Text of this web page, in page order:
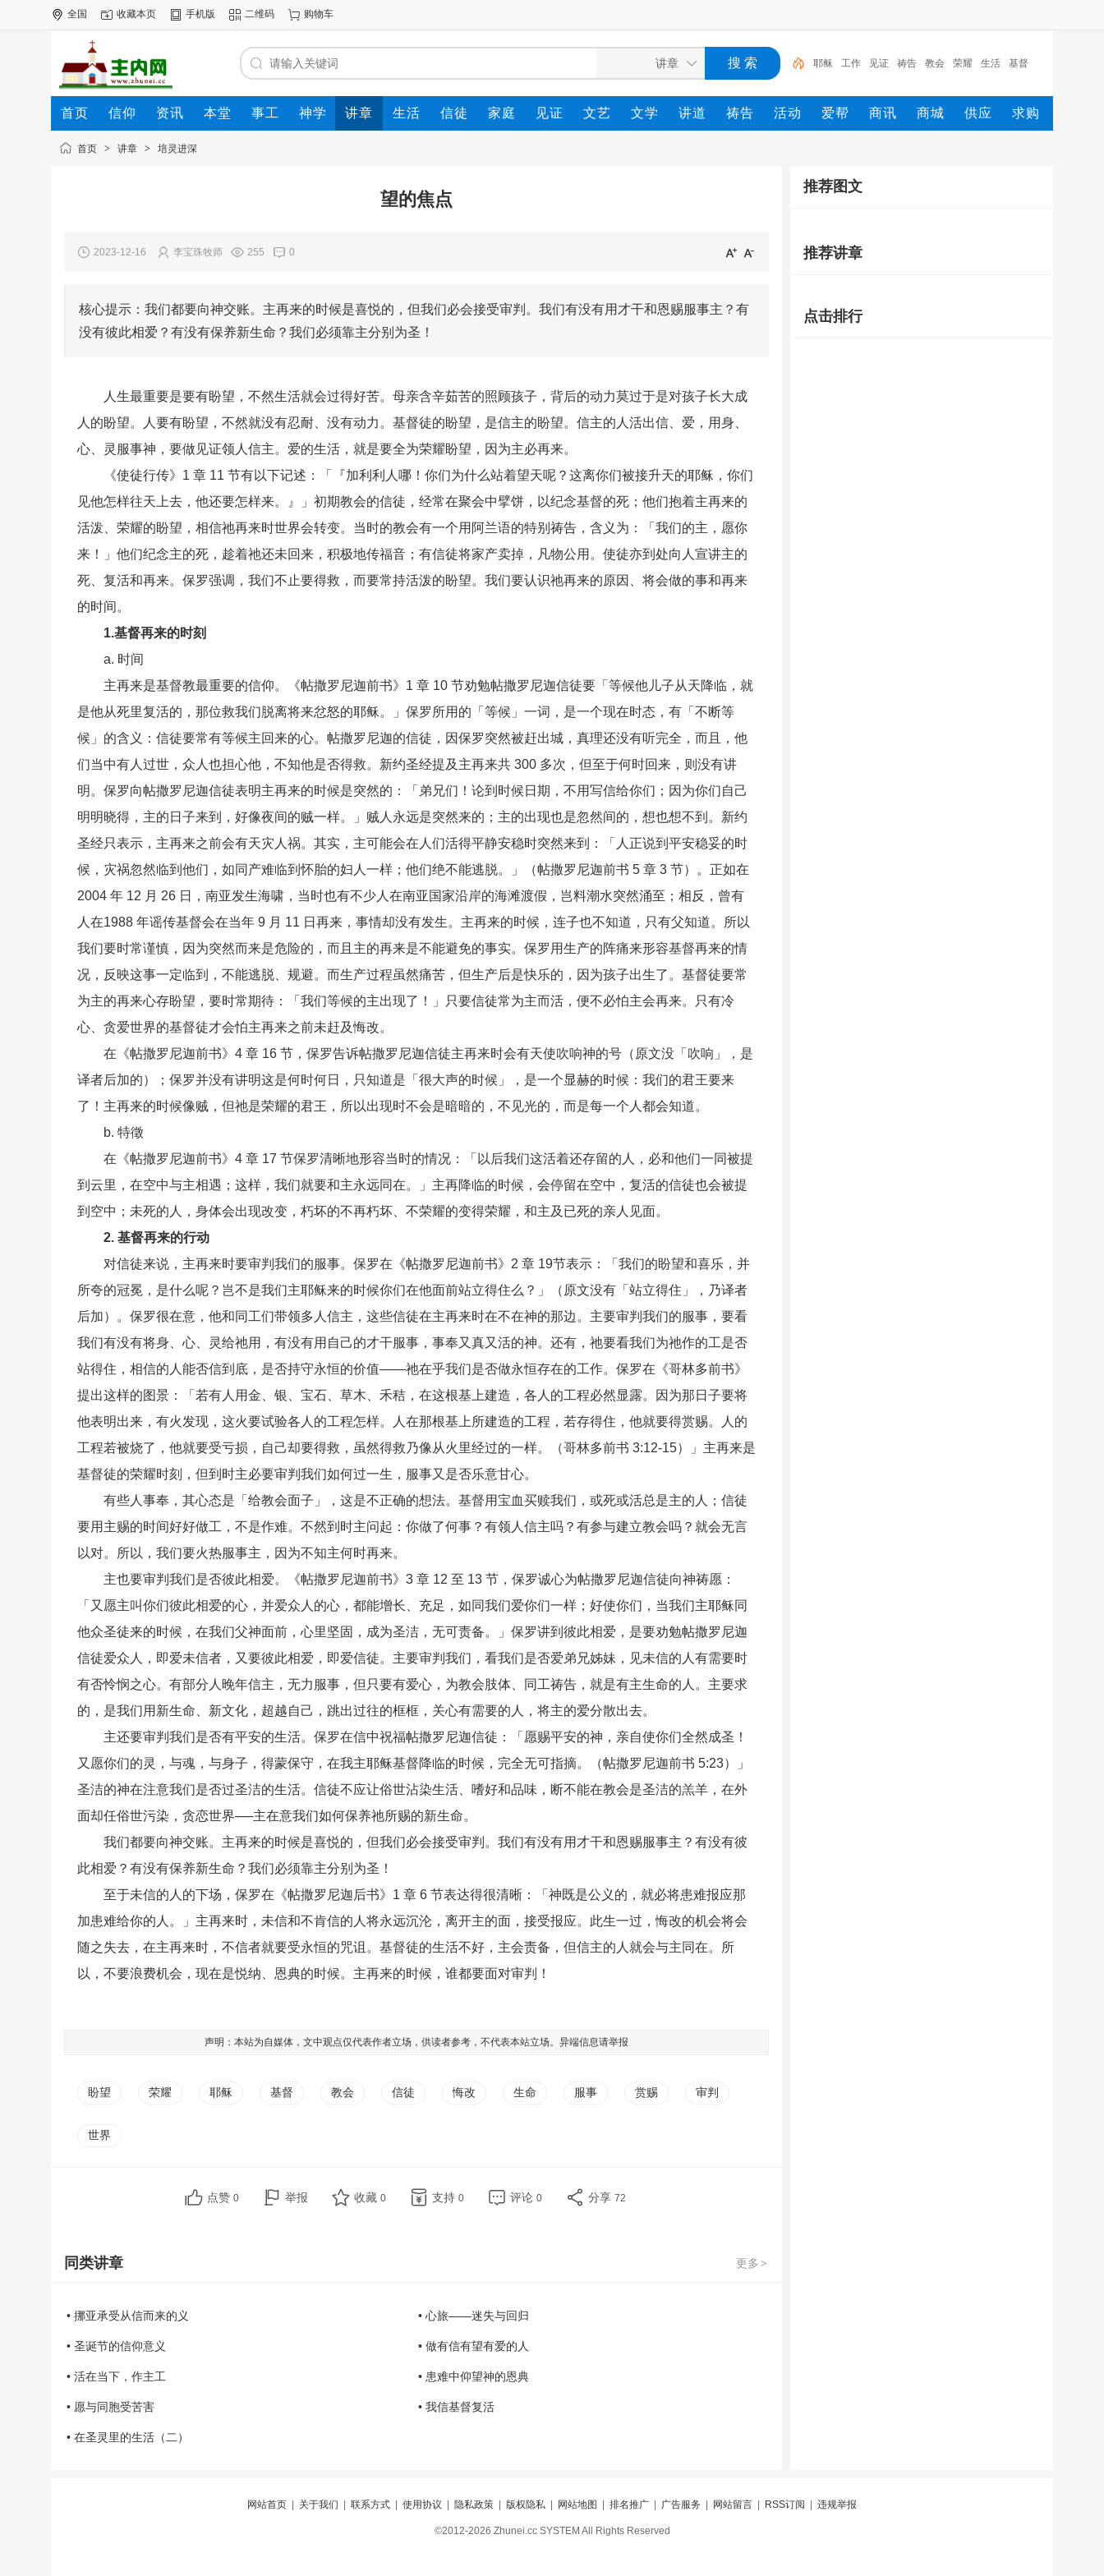
全国 收藏本页 手机版 二维码 购物车
工作 见证 祷告 教会 荣耀 生活 基督 传销
基督徒 耶稣
首页 信仰 资讯 本堂 事工 神学 讲章 生活 信徒 家庭 见证 文艺 文学 讲道 祷告 活动 爱帮 商讯 商城 供应 求购
公司 动态 人才
首页 > 讲章 > 培灵进深
望的焦点
2023-12-16 李宝珠牧师 255 0
核心提示：我们都要向神交账。主再来的时候是喜悦的，但我们必会接受审判。我们有没有用才干和恩赐服事主？有
没有彼此相爱？有没有保养新生命？我们必须靠主分别为圣！
人生最重要是要有盼望，不然生活就会过得好苦。母亲含辛茹苦的照顾孩子，背后的动力莫过于是对孩子长大成
人的盼望。人要有盼望，不然就没有忍耐、没有动力。基督徒的盼望，是信主的盼望。信主的人活出信、爱，用身、
心、灵服事神，要做见证领人信主。爱的生活，就是要全为荣耀盼望，因为主必再来。
《使徒行传》1 章 11 节有以下记述：「『加利利人哪！你们为什么站着望天呢？这离你们被接升天的耶稣，你们
见他怎样往天上去，他还要怎样来。』」初期教会的信徒，经常在聚会中擘饼，以纪念基督的死；他们抱着主再来的
活泼、荣耀的盼望，相信祂再来时世界会转变。当时的教会有一个用阿兰语的特别祷告，含义为：「我们的主，愿你
来！」他们纪念主的死，趁着祂还未回来，积极地传福音；有信徒将家产卖掉，凡物公用。使徒亦到处向人宣讲主的
死、复活和再来。保罗强调，我们不止要得救，而要常持活泼的盼望。我们要认识祂再来的原因、将会做的事和再来
的时间。
1.基督再来的时刻
a. 时间
主再来是基督教最重要的信仰。《帖撒罗尼迦前书》1 章 10 节劝勉帖撒罗尼迦信徒要「等候他儿子从天降临，就
是他从死里复活的，那位救我们脱离将来忿怒的耶稣。」保罗所用的「等候」一词，是一个现在时态，有「不断等
候」的含义：信徒要常有等候主回来的心。帖撒罗尼迦的信徒，因保罗突然被赶出城，真理还没有听完全，而且，他
们当中有人过世，众人也担心他，不知他是否得救。新约圣经提及主再来共 300 多次，但至于何时回来，则没有讲
明。保罗向帖撒罗尼迦信徒表明主再来的时候是突然的：「弟兄们！论到时候日期，不用写信给你们；因为你们自己
明明晓得，主的日子来到，好像夜间的贼一样。」贼人永远是突然来的；主的出现也是忽然间的，想也想不到。新约
圣经只表示，主再来之前会有天灾人祸。其实，主可能会在人们活得平静安稳时突然来到：「人正说到平安稳妥的时
候，灾祸忽然临到他们，如同产难临到怀胎的妇人一样；他们绝不能逃脱。」（帖撒罗尼迦前书 5 章 3 节）。正如在
2004 年 12 月 26 日，南亚发生海啸，当时也有不少人在南亚国家沿岸的海滩渡假，岂料潮水突然涌至；相反，曾有
人在1988 年谣传基督会在当年 9 月 11 日再来，事情却没有发生。主再来的时候，连子也不知道，只有父知道。所以
我们要时常谨慎，因为突然而来是危险的，而且主的再来是不能避免的事实。保罗用生产的阵痛来形容基督再来的情
况，反映这事一定临到，不能逃脱、规避。而生产过程虽然痛苦，但生产后是快乐的，因为孩子出生了。基督徒要常
为主的再来心存盼望，要时常期待：「我们等候的主出现了！」只要信徒常为主而活，便不必怕主会再来。只有冷
心、贪爱世界的基督徒才会怕主再来之前未赶及悔改。
在《帖撒罗尼迦前书》4 章 16 节，保罗告诉帖撒罗尼迦信徒主再来时会有天使吹响神的号（原文没「吹响」，是
译者后加的）；保罗并没有讲明这是何时何日，只知道是「很大声的时候」，是一个显赫的时候：我们的君王要来
了！主再来的时候像贼，但祂是荣耀的君王，所以出现时不会是暗暗的，不见光的，而是每一个人都会知道。
b. 特徵
在《帖撒罗尼迦前书》4 章 17 节保罗清晰地形容当时的情况：「以后我们这活着还存留的人，必和他们一同被提
到云里，在空中与主相遇；这样，我们就要和主永远同在。」主再降临的时候，会停留在空中，复活的信徒也会被提
到空中；未死的人，身体会出现改变，朽坏的不再朽坏、不荣耀的变得荣耀，和主及已死的亲人见面。
2. 基督再来的行动
对信徒来说，主再来时要审判我们的服事。保罗在《帖撒罗尼迦前书》2 章 19节表示：「我们的盼望和喜乐，并
所夸的冠冕，是什么呢？岂不是我们主耶稣来的时候你们在他面前站立得住么？」（原文没有「站立得住」，乃译者
后加）。保罗很在意，他和同工们带领多人信主，这些信徒在主再来时在不在神的那边。主要审判我们的服事，要看
我们有没有将身、心、灵给祂用，有没有用自己的才干服事，事奉又真又活的神。还有，祂要看我们为祂作的工是否
站得住，相信的人能否信到底，是否持守永恒的价值——祂在乎我们是否做永恒存在的工作。保罗在《哥林多前书》
提出这样的图景：「若有人用金、银、宝石、草木、禾秸，在这根基上建造，各人的工程必然显露。因为那日子要将
他表明出来，有火发现，这火要试验各人的工程怎样。人在那根基上所建造的工程，若存得住，他就要得赏赐。人的
工程若被烧了，他就要受亏损，自己却要得救，虽然得救乃像从火里经过的一样。（哥林多前书 3:12‐15）」主再来是
基督徒的荣耀时刻，但到时主必要审判我们如何过一生，服事又是否乐意甘心。
有些人事奉，其心态是「给教会面子」，这是不正确的想法。基督用宝血买赎我们，或死或活总是主的人；信徒
要用主赐的时间好好做工，不是作难。不然到时主问起：你做了何事？有领人信主吗？有参与建立教会吗？就会无言
以对。所以，我们要火热服事主，因为不知主何时再来。
主也要审判我们是否彼此相爱。《帖撒罗尼迦前书》3 章 12 至 13 节，保罗诚心为帖撒罗尼迦信徒向神祷愿：
「又愿主叫你们彼此相爱的心，并爱众人的心，都能增长、充足，如同我们爱你们一样；好使你们，当我们主耶稣同
他众圣徒来的时候，在我们父神面前，心里坚固，成为圣洁，无可责备。」保罗讲到彼此相爱，是要劝勉帖撒罗尼迦
信徒爱众人，即爱未信者，又要彼此相爱，即爱信徒。主要审判我们，看我们是否爱弟兄姊妹，见未信的人有需要时
有否怜悯之心。有部分人晚年信主，无力服事，但只要有爱心，为教会肢体、同工祷告，就是有主生命的人。主要求
的，是我们用新生命、新文化，超越自己，跳出过往的框框，关心有需要的人，将主的爱分散出去。
主还要审判我们是否有平安的生活。保罗在信中祝福帖撒罗尼迦信徒：「愿赐平安的神，亲自使你们全然成圣！
又愿你们的灵，与魂，与身子，得蒙保守，在我主耶稣基督降临的时候，完全无可指摘。（帖撒罗尼迦前书 5:23）」
圣洁的神在注意我们是否过圣洁的生活。信徒不应让俗世沾染生活、嗜好和品味，断不能在教会是圣洁的羔羊，在外
面却任俗世污染，贪恋世界──主在意我们如何保养祂所赐的新生命。
我们都要向神交账。主再来的时候是喜悦的，但我们必会接受审判。我们有没有用才干和恩赐服事主？有没有彼
此相爱？有没有保养新生命？我们必须靠主分别为圣！
至于未信的人的下场，保罗在《帖撒罗尼迦后书》1 章 6 节表达得很清晰：「神既是公义的，就必将患难报应那
加患难给你的人。」主再来时，未信和不肯信的人将永远沉沦，离开主的面，接受报应。此生一过，悔改的机会将会
随之失去，在主再来时，不信者就要受永恒的咒诅。基督徒的生活不好，主会责备，但信主的人就会与主同在。所
以，不要浪费机会，现在是悦纳、恩典的时候。主再来的时候，谁都要面对审判！
声明：本站为自媒体，文中观点仅代表作者立场，供读者参考，不代表本站立场。异端信息请举报
盼望 荣耀 耶稣 基督 教会 信徒 悔改 生命 服事 赏赐 审判
世界
点赞 0 举报 收藏 0 支持 0 评论 0 分享 72
更多 >
同类讲章
• 挪亚承受从信而来的义 • 心旅——迷失与回归
• 圣诞节的信仰意义 • 做有信有望有爱的人
• 活在当下，作主工 • 患难中仰望神的恩典
• 愿与同胞受苦害 • 我信基督复活
• 在圣灵里的生活（二）
推荐图文
推荐讲章
点击排行
网站首页 关于我们 联系方式 使用协议 隐私政策 版权隐私 网站地图 排名推广 广告服务 网站留言 RSS订阅 违规举报
©2012-2026 Zhunei.cc SYSTEM All Rights Reserved